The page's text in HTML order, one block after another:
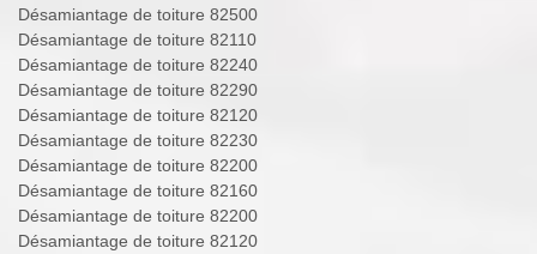
Désamiantage de toiture 82500
Désamiantage de toiture 82110
Désamiantage de toiture 82240
Désamiantage de toiture 82290
Désamiantage de toiture 82120
Désamiantage de toiture 82230
Désamiantage de toiture 82200
Désamiantage de toiture 82160
Désamiantage de toiture 82200
Désamiantage de toiture 82120